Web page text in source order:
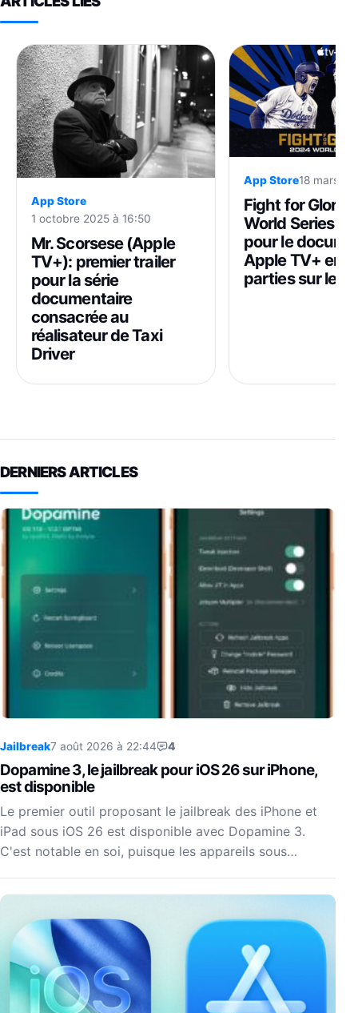
App Store
1 octobre 2025 à 16:50
Mr. Scorsese (Apple
TV+): premier trailer
pour la série
documentaire
consacrée au
réalisateur de Taxi
Driver
App Store18 mars
Fight for Glory:
World Series :
pour le
Apple TV+ en
parties sur le
DERNIERS ARTICLES
Jailbreak7 août 2026 à 22:44 4
Dopamine 3, le jailbreak pour iOS 26 sur iPhone,
est disponible
Le premier outil proposant le jailbreak des iPhone et
iPad sous iOS 26 est disponible avec Dopamine 3.
C'est notable en soi, puisque les appareils sous…